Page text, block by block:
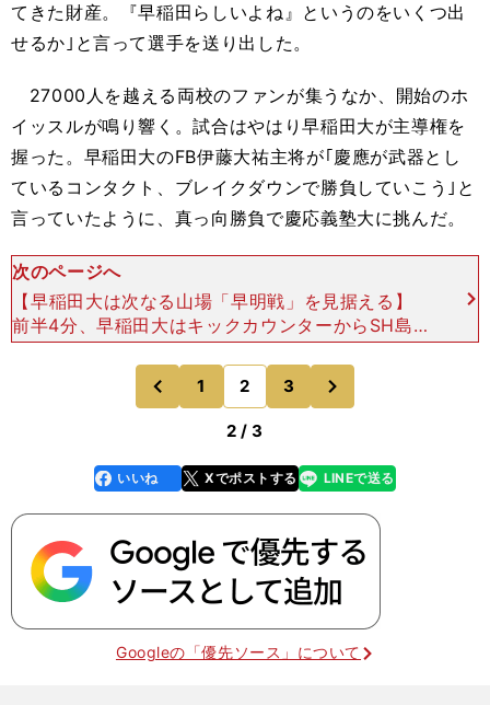
てきた財産。『早稲田らしいよね』というのをいくつ出
せるか｣と言って選手を送り出した。
27000人を越える両校のファンが集うなか、開始のホ
イッスルが鳴り響く。試合はやはり早稲田大が主導権を
握った。早稲田大のFB伊藤大祐主将が｢慶應が武器とし
ているコンタクト、ブレイクダウンで勝負していこう｣と
言っていたように、真っ向勝負で慶応義塾大に挑んだ。
次のページへ
【早稲田大は次なる山場「早明戦」を見据える】
前半4分、早稲田大はキックカウンターからSH島本
陽太（4年）が先制トライを奪い、前半10分にもF
W陣の力強いモールでFL安恒直人（3年）が左中間
に押さえ
前
のページへ
1 2 3
2 / 3
faceboo
k
いいね Xでポストする
line LINEで送る
Googleの「優先ソース」について